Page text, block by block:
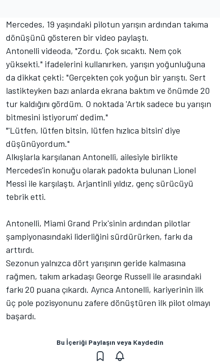
Mercedes, 19 yaşındaki pilotun yarışın ardından takıma
dönüşünü gösteren bir video paylaştı.
Antonelli videoda, "Zordu. Çok sıcaktı. Nem çok
yüksekti." ifadelerini kullanırken, yarışın yoğunluğuna
da dikkat çekti: "Gerçekten çok yoğun bir yarıştı. Sert
lastikteyken bazı anlarda ekrana baktım ve önümde 20
tur kaldığını gördüm. O noktada 'Artık sadece bu yarışın
bitmesini istiyorum' dedim."
"'Lütfen, lütfen bitsin, lütfen hızlıca bitsin' diye
düşünüyordum."
Alkışlarla karşılanan Antonelli, ailesiyle birlikte
Mercedes'in konuğu olarak padokta bulunan Lionel
Messi ile karşılaştı. Arjantinli yıldız, genç sürücüyü
tebrik etti.
Antonelli, Miami Grand Prix'sinin ardından pilotlar
şampiyonasındaki liderliğini sürdürürken, farkı da
arttırdı.
Sezonun yalnızca dört yarışının geride kalmasına
rağmen, takım arkadaşı George Russell ile arasındaki
farkı 20 puana çıkardı. Ayrıca Antonelli, kariyerinin ilk
üç pole pozisyonunu zafere dönüştüren ilk pilot olmayı
başardı.
Bu İçeriği Paylaşın veya Kaydedin